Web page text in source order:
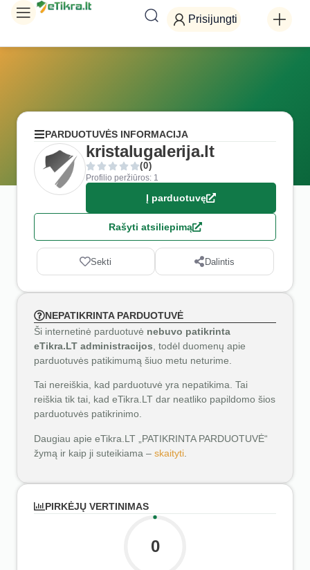
Prisijungti
PARDUOTUVĖS INFORMACIJA
kristalugalerija.lt
(0)
Profilio peržiūros: 1
Į parduotuvę
Rašyti atsiliepimą
Sekti Dalintis
NEPATIKRINTA PARDUOTUVĖ
Ši internetinė parduotuvė nebuvo patikrinta
eTikra.LT administracijos , todėl duomenų apie
parduotuvės patikimumą šiuo metu neturime.
Tai nereiškia, kad parduotuvė yra nepatikima. Tai
reiškia tik tai, kad eTikra.LT dar neatliko papildomo šios
parduotuvės patikrinimo.
Daugiau apie eTikra.LT „PATIKRINTA PARDUOTUVĖ“
žymą ir kaip ji suteikiama – skaityti
PIRKĖJŲ VERTINIMAS
0